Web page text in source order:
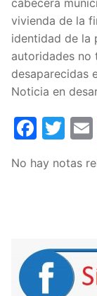
cabecera
vivienda de la
identidad de la
autoridades no
desaparecidas
Noticia en
No hay notas